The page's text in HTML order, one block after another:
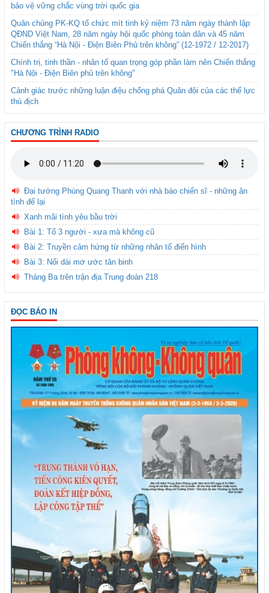
bảo vệ vững chắc vùng trời quốc gia
Quân chủng PK-KQ tổ chức mít tinh kỷ niệm 73 năm ngày thành lập
QĐND Việt Nam, 28 năm ngày hội quốc phòng toàn dân và 45 năm
Chiến thắng “Hà Nội - Điện Biên Phủ trên không” (12-1972 / 12-2017)
Chính trị, tinh thần - nhân tố quan trọng góp phần làm nên Chiến thắng
"Hà Nội - Điện Biên phủ trên không"
Cảnh giác trước những luận điệu chống phá Quân đội của các thế lực
thù địch
CHƯƠNG TRÌNH RADIO
Đại tướng Phùng Quang Thanh với nhà báo chiến sĩ - những ân
tình để lại
Xanh mãi tình yêu bầu trời
Bài 1: Tổ 3 người - xưa mà không cũ
Bài 2: Truyền cảm hứng từ những nhân tố điển hình
Bài 3: Nối dài mơ ước tân binh
Tháng Ba trên trận địa Trung đoàn 218
ĐỌC BÁO IN